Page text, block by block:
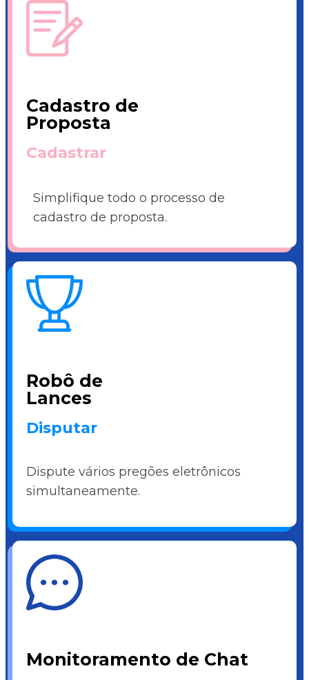
Cadastro de
Proposta
Cadastrar
Simplifique todo o processo de
cadastro de proposta.
Robô de
Lances
Disputar
Dispute vários pregões eletrônicos
simultaneamente.
Monitoramento de Chat